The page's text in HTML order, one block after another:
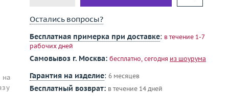
на
Остались вопросы?
Бесплатная примерка при доставке: в течение 1-7
рабочих дней
Самовывоз г. Москва: бесплатно, сегодня из шоурума
Гарантия на изделие: 6 месяцев
Бесплатный возврат: в течение 14 дней